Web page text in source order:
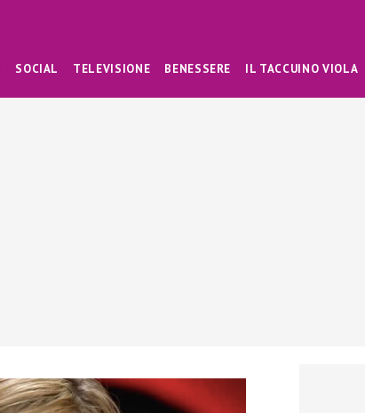
SOCIAL TELEVISIONE BENESSERE IL TACCUINO VIOLA